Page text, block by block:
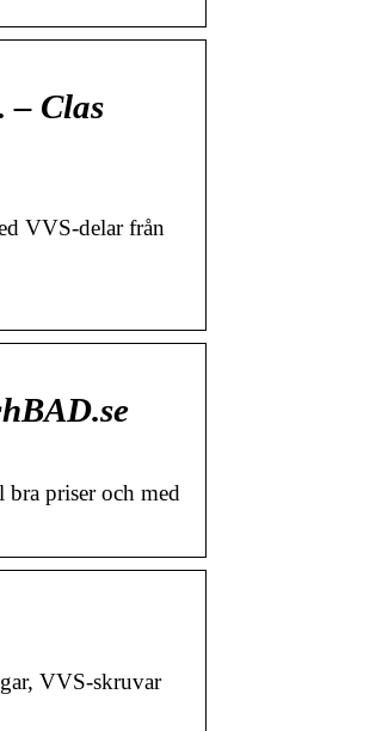
– Clas
VVS-delar från
priser och med
VVS-skruvar